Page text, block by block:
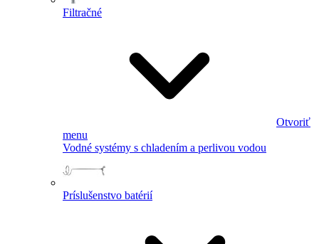
Filtračné
Otvoriť
menu
Vodné systémy s chladením a perlivou vodou
Príslušenstvo batérií